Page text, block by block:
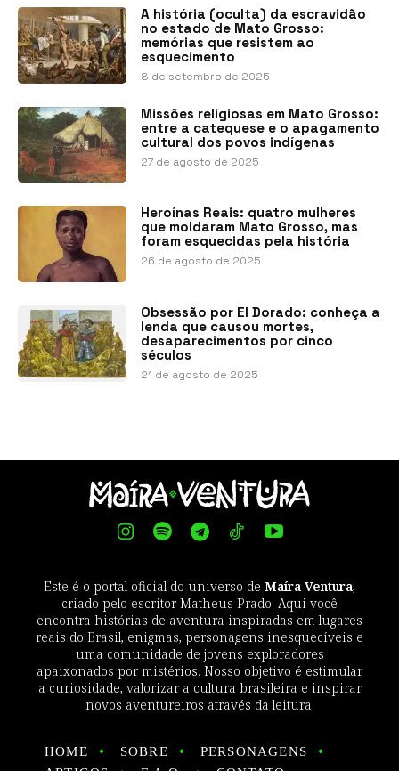
A história (oculta) da escravidão
no estado de Mato Grosso:
memórias que resistem ao
esquecimento
8 de setembro de 2025
Missões religiosas em Mato Grosso:
entre a catequese e o apagamento
cultural dos povos indígenas
27 de agosto de 2025
Heroínas Reais: quatro mulheres
que moldaram Mato Grosso, mas
foram esquecidas pela história
26 de agosto de 2025
Obsessão por El Dorado: conheça a
lenda que causou mortes,
desaparecimentos por cinco
séculos
21 de agosto de 2025
Este é o portal oficial do universo de Maíra Ventura,
criado pelo escritor Matheus Prado. Aqui você
encontra histórias de aventura inspiradas em lugares
reais do Brasil, enigmas, personagens inesquecíveis e
uma comunidade de jovens exploradores
apaixonados por mistérios. Nosso objetivo é estimular
a curiosidade, valorizar a cultura brasileira e inspirar
novos aventureiros através da leitura.
HOME SOBRE
PERSONAGENS